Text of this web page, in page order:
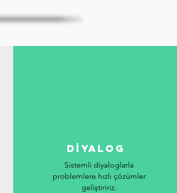
dİYALOG
Sistemli diyaloglarla
problemlere hızlı çözümler
geliştiririz.